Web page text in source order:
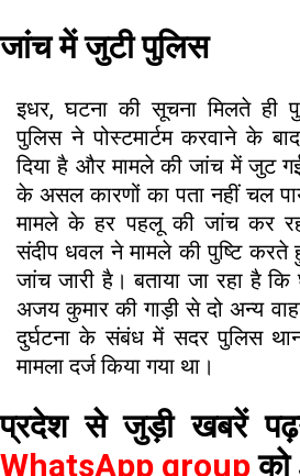
जांच में जुटी पुलिस
इधर, घटना की सूचना मिलते ही
पुलिस ने पोस्टमार्टम करवाने के
दिया है और मामले की जांच में जुट
के असल कारणों का पता नहीं चल
मामले के हर पहलू की जांच कर
संदीप धवल ने मामले की पुष्टि करते
जांच जारी है। बताया जा रहा है
अजय कुमार की गाड़ी से दो अन्य
दुर्घटना के संबंध में सदर पुलिस
मामला दर्ज किया गया था।
प्रदेश से जुड़ी खबरें
WhatsApp group